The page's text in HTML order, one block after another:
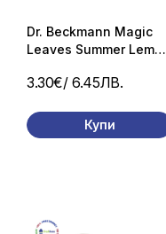
3.30€/ 6.45ЛВ.
Dr. Beckmann Magic
Leaves Summer Lemon
на под 20 бр
Купи